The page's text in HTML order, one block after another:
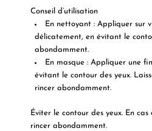
Conseil d’utilisation
En nettoyant : Appliquer sur
délicatement, en évitant le
abondamment.
En masque : Appliquer une
évitant le contour des yeux.
rincer abondamment.
Éviter le contour des yeux. En
rincer abondamment.